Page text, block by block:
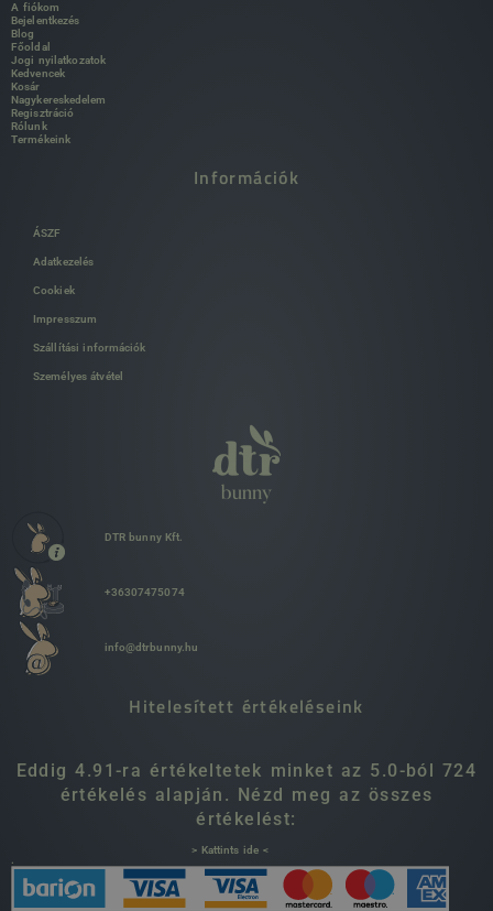
A fiókom
Bejelentkezés
Blog
Főoldal
Jogi nyilatkozatok
Kedvencek
Kosár
Nagykereskedelem
Regisztráció
Rólunk
Termékeink
Információk
ÁSZF
Adatkezelés
Cookiek
Impresszum
Szállítási információk
Személyes átvétel
DTR bunny Kft.
+36307475074
info@dtrbunny.hu
Hitelesített értékeléseink
Eddig 4.91-ra értékeltetek minket az 5.0-ból 724
értékelés alapján. Nézd meg az összes
értékelést:
.
> Kattints ide <